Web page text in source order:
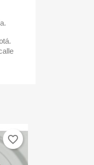
favorite_border